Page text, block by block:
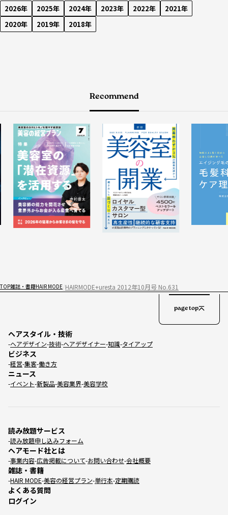
2026年 2025年 2024年 2023年 2022年
2021年
2020年
2019年 2018年
Recommend
TOP雑誌・書籍HAIR MODE HAIRMODE+uresta 2012年10月号 No.631
ヘアスタイル・技術
ヘアデザイン 技術 ヘアデザイナー 知識 タイアップ
ビジネス
経営 集客 働き方
ニュース
イベント 新製品 美容業界 美容学校
読み放題サービス
読み放題申し込みフォーム
ヘアモード社とは
事業内容 広告掲載について お問い合わせ 会社概要
雑誌・書籍
HAIR MODE 美容の経営プラン 単行本 定期購読
よくある質問
ログイン
page top